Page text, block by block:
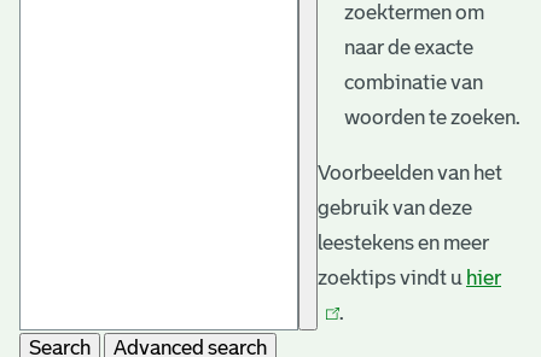
zoektermen om
naar de exacte
combinatie van
woorden te zoeken.
Voorbeelden van het
gebruik van deze
leestekens en meer
zoektips vindt u hier
.
Search
Advanced search